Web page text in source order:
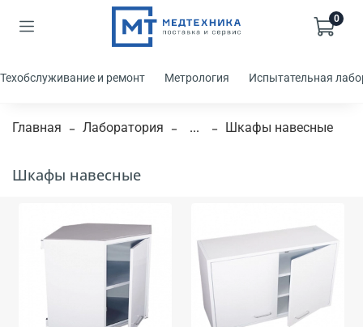
0
Техобслуживание и ремонт Метрология Испытательная
Главная Лаборатория ... Шкафы навесные
Шкафы навесные